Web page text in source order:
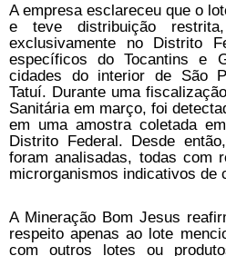
A empresa esclareceu que o
e teve distribuição
exclusivamente no Distrito
específicos do Tocantins e
cidades do interior de São
Tatuí. Durante uma
Sanitária em março, foi
em uma amostra coletada
Distrito Federal. Desde
foram analisadas, todas com
microrganismos indicativos de
A Mineração Bom Jesus
respeito apenas ao lote
com outros lotes ou